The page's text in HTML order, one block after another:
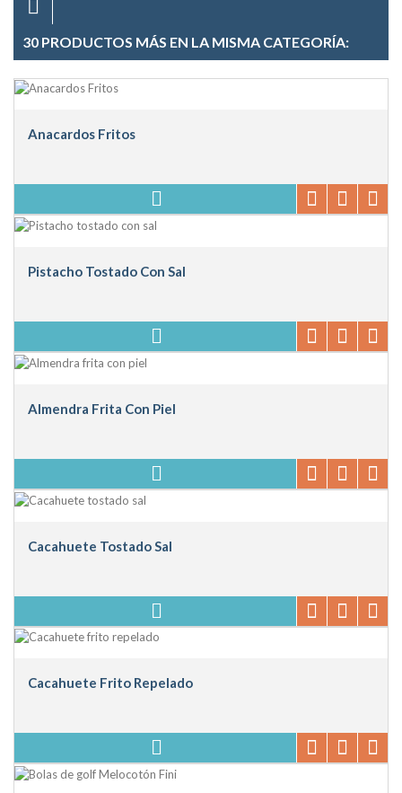
30 PRODUCTOS MÁS EN LA MISMA CATEGORÍA:
Anacardos Fritos
Pistacho Tostado Con Sal
Almendra Frita Con Piel
Cacahuete Tostado Sal
Cacahuete Frito Repelado